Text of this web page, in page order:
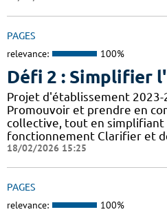
PAGES
relevance: 100%
Défi 2 : Simplifier
Projet d'établissement 2023-
Promouvoir et prendre en
collective, tout en simplifiant
fonctionnement Clarifier et
18/02/2026 15:25
PAGES
relevance: 100%